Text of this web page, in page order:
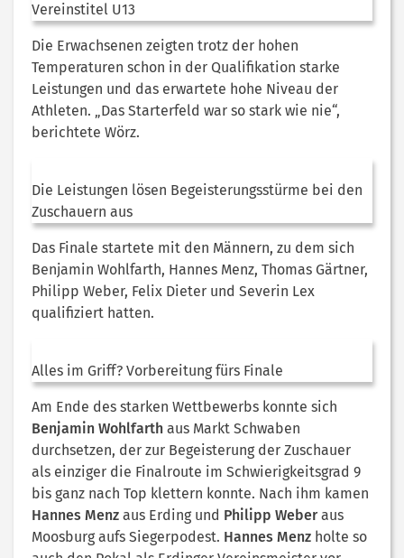
Vereinstitel U13
Die Erwachsenen zeigten trotz der hohen
Temperaturen schon in der Qualifikation starke
Leistungen und das erwartete hohe Niveau der
Athleten. „Das Starterfeld war so stark wie nie“,
berichtete Wörz.
Die Leistungen lösen Begeisterungsstürme bei den
Zuschauern aus
Das Finale startete mit den Männern, zu dem sich
Benjamin Wohlfarth, Hannes Menz, Thomas Gärtner,
Philipp Weber, Felix Dieter und Severin Lex
qualifiziert hatten.
Alles im Griff? Vorbereitung fürs Finale
Am Ende des starken Wettbewerbs konnte sich
Benjamin Wohlfarth aus Markt Schwaben
durchsetzen, der zur Begeisterung der Zuschauer
als einziger die Finalroute im Schwierigkeitsgrad 9
bis ganz nach Top klettern konnte. Nach ihm kamen
Hannes Menz aus Erding und Philipp Weberaus
Moosburg aufs Siegerpodest. Hannes Menz holte so